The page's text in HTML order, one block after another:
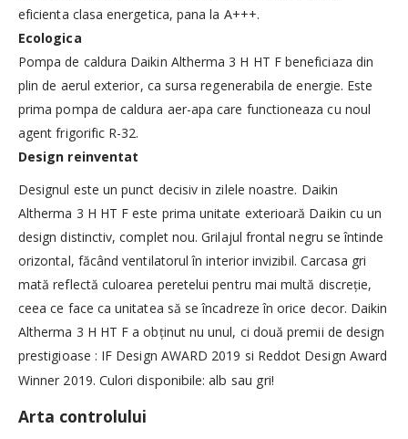
eficienta clasa energetica, pana la A+++.
Ecologica
Pompa de caldura Daikin Altherma 3 H HT F beneficiaza din
plin de aerul exterior, ca sursa regenerabila de energie. Este
prima pompa de caldura aer-apa care functioneaza cu noul
agent frigorific R-32.
Design reinventat
Designul este un punct decisiv in zilele noastre. Daikin
Altherma 3 H HT F este prima unitate exterioară Daikin cu un
design distinctiv, complet nou. Grilajul frontal negru se întinde
orizontal, făcând ventilatorul în interior invizibil. Carcasa gri
mată reflectă culoarea peretelui pentru mai multă discreție,
ceea ce face ca unitatea să se încadreze în orice decor. Daikin
Altherma 3 H HT F a obținut nu unul, ci două premii de design
prestigioase : IF Design AWARD 2019 si Reddot Design Award
Winner 2019. Culori disponibile: alb sau gri!
Arta controlului